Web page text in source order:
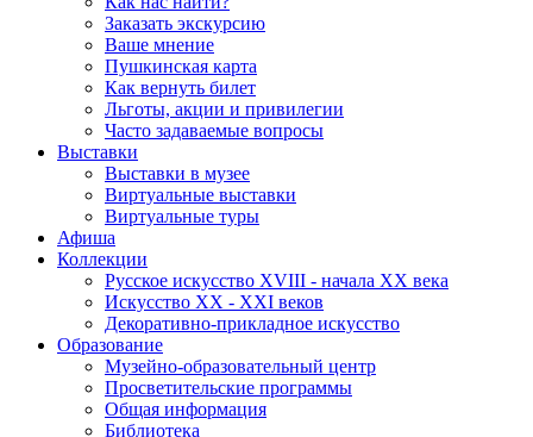
Заказать экскурсию
Ваше мнение
Пушкинская карта
Как вернуть билет
Льготы, акции и привилегии
Часто задаваемые вопросы
Выставки
Выставки в музее
Виртуальные выставки
Виртуальные туры
Афиша
Коллекции
Русское искусство ХVIII - начала ХХ века
Искусство ХХ - ХХI веков
Декоративно-прикладное искусство
Образование
Музейно-образовательный центр
Просветительские программы
Общая информация
Библиотека